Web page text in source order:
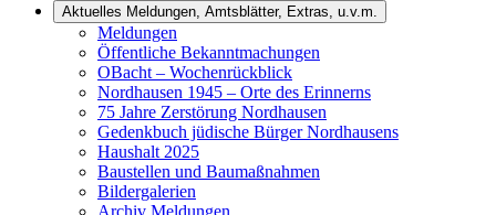
Aktuelles Meldungen, Amtsblätter, Extras, u.v.m.
Meldungen
Öffentliche Bekanntmachungen
OBacht – Wochenrückblick
Nordhausen 1945 – Orte des Erinnerns
75 Jahre Zerstörung Nordhausen
Gedenkbuch jüdische Bürger Nordhausens
Haushalt 2025
Baustellen und Baumaßnahmen
Bildergalerien
Archiv Meldungen